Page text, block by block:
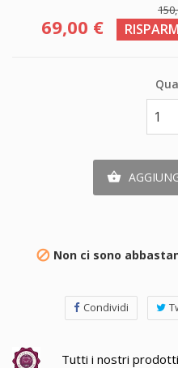
69,00 €

 Non ci sono
Condividi
Tutti i nostri